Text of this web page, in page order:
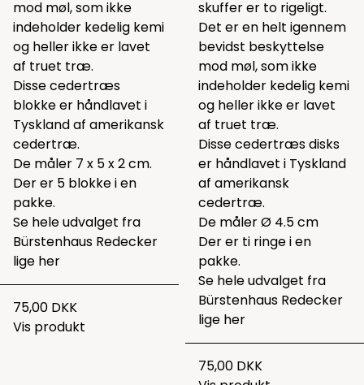
mod møl, som ikke
indeholder kedelig kemi
og heller ikke er lavet
af truet træ.
Disse cedertræs
blokke er håndlavet i
Tyskland af amerikansk
cedertræ.
De måler 7 x 5 x 2 cm.
Der er 5 blokke i en
pakke.
Se hele udvalget fra
Bürstenhaus Redecker
lige her
75,00 DKK
Vis produkt
skuffer er to rigeligt.
Det er en helt igennem
bevidst beskyttelse
mod møl, som ikke
indeholder kedelig kemi
og heller ikke er lavet
af truet træ.
Disse cedertræs disks
er håndlavet i Tyskland
af amerikansk
cedertræ.
De måler Ø 4.5 cm
Der er ti ringe i en
pakke.
Se hele udvalget fra
Bürstenhaus Redecker
lige her
75,00 DKK